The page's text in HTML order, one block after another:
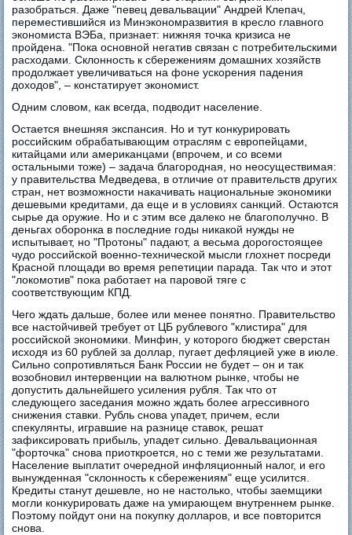
разобраться. Даже "певец девальвации" Андрей Клепач,
переместившийся из Минэкономразвития в кресло главного
экономиста ВЭБа, признает: нижняя точка кризиса не
пройдена. "Пока основной негатив связан с потребительскими
расходами. Склонность к сбережениям домашних хозяйств
продолжает увеличиваться на фоне ускорения падения
доходов", – констатирует экономист.
Одним словом, как всегда, подводит население.
Остается внешняя экспансия. Но и тут конкурировать
российским обрабатывающим отраслям с европейцами,
китайцами или американцами (впрочем, и со всеми
остальными тоже) – задача благородная, но неосуществимая:
у правительства Медведева, в отличие от правительств других
стран, нет возможности накачивать национальные экономики
дешевыми кредитами, да еще и в условиях санкций. Остаются
сырье да оружие. Но и с этим все далеко не благополучно. В
деньгах оборонка в последние годы никакой нужды не
испытывает, но "Протоны" падают, а весьма дорогостоящее
чудо российской военно-технической мысли глохнет посреди
Красной площади во время репетиции парада. Так что и этот
"локомотив" пока работает на паровой тяге с
соответствующим КПД.
Чего ждать дальше, более или менее понятно. Правительство
все настойчивей требует от ЦБ рублевого "клистира" для
российской экономики. Минфин, у которого бюджет сверстан
исходя из 60 рублей за доллар, пугает дефляцией уже в июле.
Сильно сопротивляться Банк России не будет – он и так
возобновил интервенции на валютном рынке, чтобы не
допустить дальнейшего усиления рубля. Так что от
следующего заседания можно ждать более агрессивного
снижения ставки. Рубль снова упадет, причем, если
спекулянты, игравшие на разнице ставок, решат
зафиксировать прибыль, упадет сильно. Девальвационная
"форточка" снова приоткроется, но с теми же результатами.
Население выплатит очередной инфляционный налог, и его
вынужденная "склонность к сбережениям" еще усилится.
Кредиты станут дешевле, но не настолько, чтобы заемщики
могли конкурировать даже на умирающем внутреннем рынке.
Поэтому пойдут они на покупку долларов, и все повторится
снова.